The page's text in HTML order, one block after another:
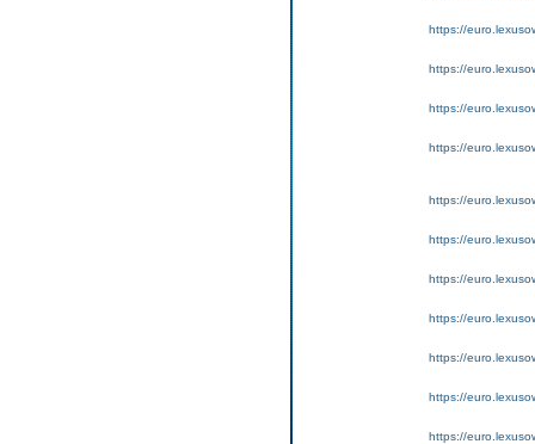
https://
https://
https://
https://
https://
https://
https://
https://
https://
https://
https://